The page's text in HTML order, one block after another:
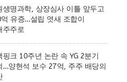
생명과학, 상장심사 이틀 앞두고
유증…설립 엿새 조합이
주주로
핑크 10주년 논란 속 YG 2분기
…양현석 보수 27억, 주주 배당의